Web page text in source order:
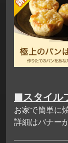
■スタイル
お家で簡単に
詳細はバナー